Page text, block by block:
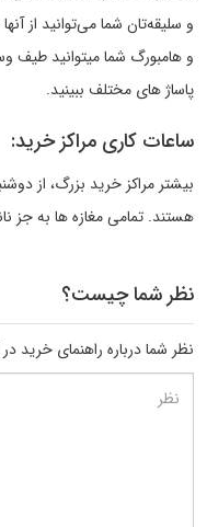
و سلیقه‌تان شما می‌توانید از
و هامبورگ شما میتوانید طیف
پاساژ های مختلف ببینید.
ساعات کاری مراکز خرید:
هستند. تمامی مغازه ها به جز
نظر شما چیست؟
نظر شما درباره راهنمای خرید